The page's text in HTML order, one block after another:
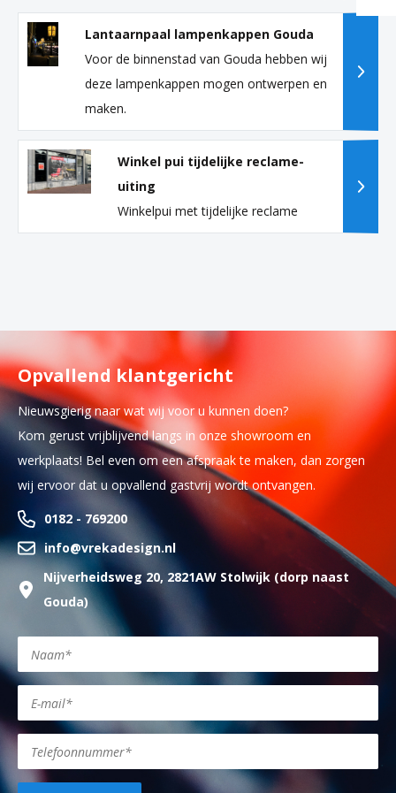
Lantaarnpaal lampenkappen Gouda
Voor de binnenstad van Gouda hebben wij
deze lampenkappen mogen ontwerpen en
maken.
Winkel pui tijdelijke reclame-
uiting
Winkelpui met tijdelijke reclame
Opvallend klantgericht
Nieuwsgierig naar wat wij voor u kunnen doen?
Kom gerust vrijblijvend langs in onze showroom en
werkplaats! Bel even om een afspraak te maken, dan zorgen
wij ervoor dat u opvallend gastvrij wordt ontvangen.
0182 - 769200
info@vrekadesign.nl
Nijverheidsweg 20, 2821AW Stolwijk (dorp naast
Gouda)